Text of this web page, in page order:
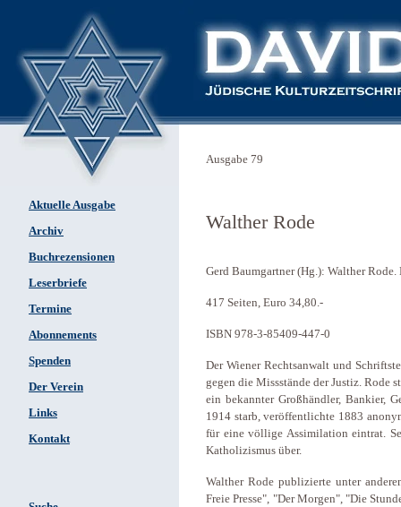
Aktuelle Ausgabe
Archiv
Buchrezensionen
Leserbriefe
Termine
Abonnements
Spenden
Der Verein
Links
Kontakt
Ausgabe 79
Walther Rode
Gerd Baumgartner (Hg.): Walther
417 Seiten, Euro 34,80.-
ISBN 978-3-85409-447-0
Der Wiener Rechtsanwalt und
gegen die Missstände der Justiz. Rode
ein bekannter Großhändler, Bankier,
1914 starb, veröffentlichte 1883
für eine völlige Assimilation eintrat.
Katholizismus über.
Walther Rode publizierte unter
Freie Presse", "Der Morgen", "Die